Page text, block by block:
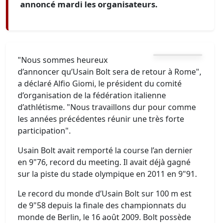
annoncé mardi les organisateurs.
"Nous sommes heureux
d’annoncer qu’Usain Bolt sera de retour à Rome",
a déclaré Alfio Giomi, le président du comité
d’organisation de la fédération italienne
d’athlétisme. "Nous travaillons dur pour comme
les années précédentes réunir une très forte
participation".
Usain Bolt avait remporté la course l’an dernier
en 9"76, record du meeting. Il avait déjà gagné
sur la piste du stade olympique en 2011 en 9"91.
Le record du monde d’Usain Bolt sur 100 m est
de 9"58 depuis la finale des championnats du
monde de Berlin, le 16 août 2009. Bolt possède